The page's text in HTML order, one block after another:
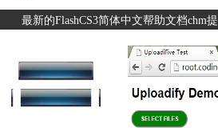
最新的FlashCS3简体中文帮助文档chm提